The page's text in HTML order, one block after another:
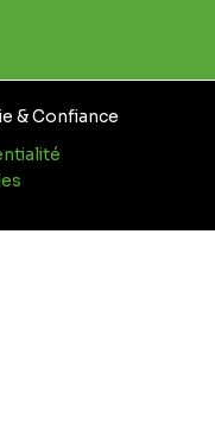
& Confiance